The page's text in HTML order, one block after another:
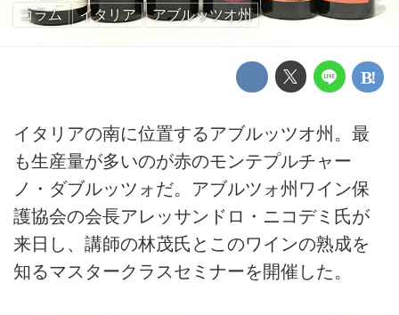
コラム イタリア アブルッツオ州
イタリアの南に位置するアブルッツオ州。最
も生産量が多いのが赤のモンテプルチャー
ノ・ダブルッツォだ。アブルツォ州ワイン保
護協会の会長アレッサンドロ・ニコデミ氏が
来日し、講師の林茂氏とこのワインの熟成を
知るマスタークラスセミナーを開催した。